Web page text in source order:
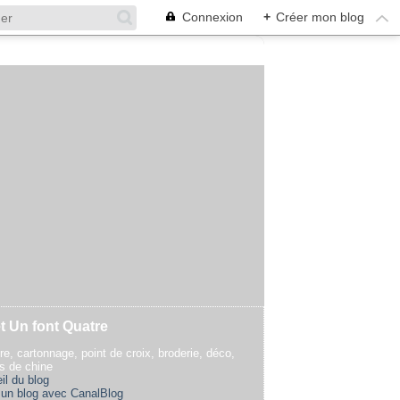
Connexion + Créer mon blog
Un font Quatre
cartonnage, point de croix, broderie, déco,
de chine
du blog
blog avec CanalBlog